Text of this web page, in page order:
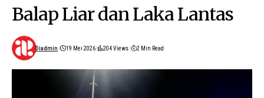
Balap Liar dan Laka Lantas
Diadmin 19 Mei 2026 204 Views 2 Min Read